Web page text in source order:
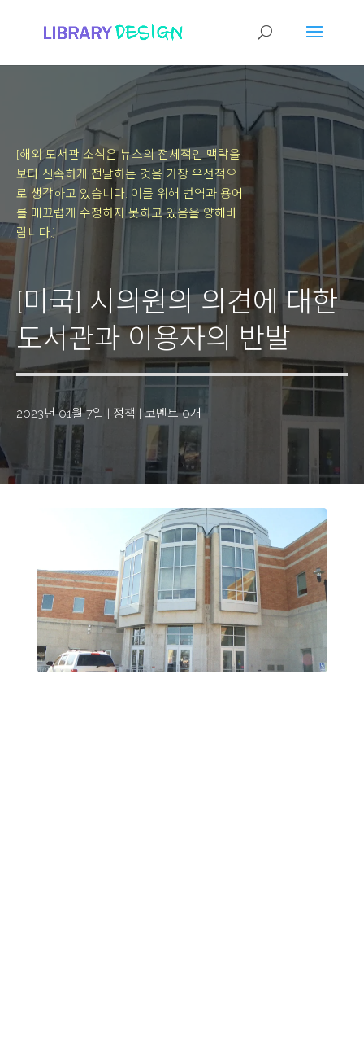
[해외 도서관 소식은 뉴스의 전체적인 맥락을
보다 신속하게 전달하는 것을 가장 우선적으
로 생각하고 있습니다. 이를 위해 번역과 용어
를 매끄럽게 수정하지 못하고 있음을 양해바
랍니다.]
[미국] 시의원의 의견에 대한
도서관과 이용자의 반발
2023년 01월 7일 | 정책 |코멘트 0개